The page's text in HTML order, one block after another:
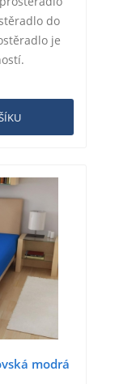
do
je
modrá